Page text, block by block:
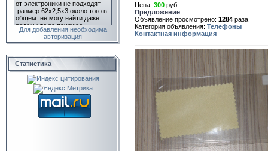
Для добавления необходима
авторизация
Статистика
Цена: 300 руб.
Предложение
Объявление просмотрено: 1284 раза
Категория объявления: Телефоны
Контактная информация